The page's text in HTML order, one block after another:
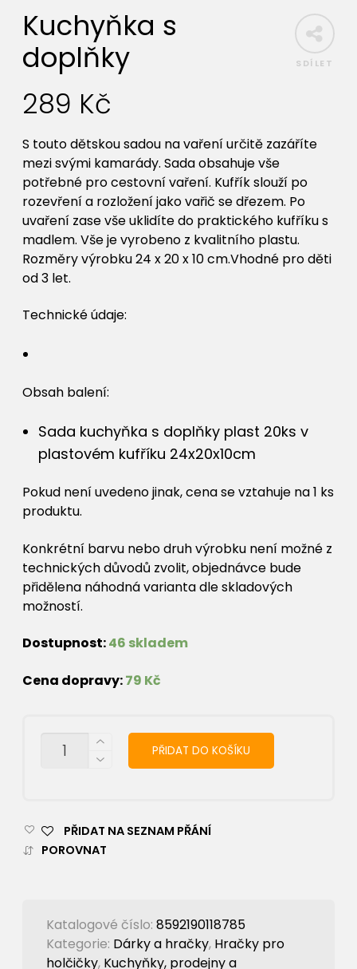
SDÍLET
Kuchyňka s
doplňky
289 Kč
S touto dětskou sadou na vaření určitě zazáříte
mezi svými kamarády. Sada obsahuje vše
potřebné pro cestovní vaření. Kufřík slouží po
rozevření a rozložení jako vařič se dřezem. Po
uvaření zase vše uklidíte do praktického kufříku s
madlem. Vše je vyrobeno z kvalitního plastu.
Rozměry výrobku 24 x 20 x 10 cm.Vhodné pro děti
od 3 let.
Technické údaje:
Obsah balení:
Sada kuchyňka s doplňky plast 20ks v
plastovém kufříku 24x20x10cm
Pokud není uvedeno jinak, cena se vztahuje na 1 ks
produktu.
Konkrétní barvu nebo druh výrobku není možné z
technických důvodů zvolit, objednávce bude
přidělena náhodná varianta dle skladových
možností.
Dostupnost:46 skladem
Cena dopravy:79 Kč
MNOŽSTVÍ PŘIDAT DO KOŠÍKU
PŘIDAT NA SEZNAM PŘÁNÍ
POROVNAT
Katalogové číslo:8592190118785
Kategorie: Dárky a hračky, Hračky pro
holčičky, Kuchyňky, prodejny a